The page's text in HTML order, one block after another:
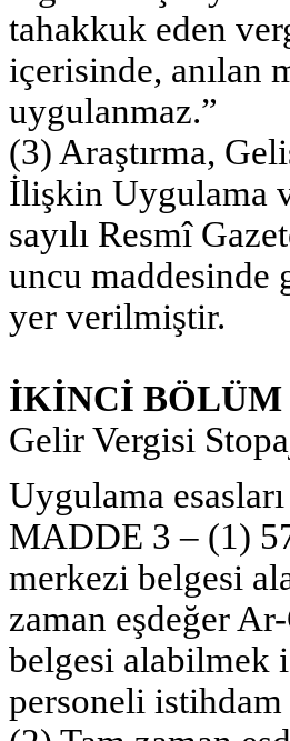
tahakkuk eden
içerisinde, anılan
uygulanmaz.”
(3) Araştırma,
İlişkin Uygulama
sayılı Resmî
uncu maddesinde
yer verilmiştir.
İKİNCİ BÖLÜM
Gelir Vergisi
Uygulama esasları
MADDE 3 – (1)
merkezi belgesi
zaman eşdeğer
belgesi alabilmek
personeli